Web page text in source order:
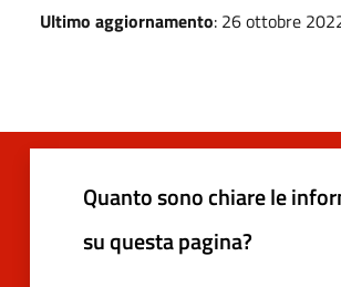
Ultimo aggiornamento: 26 ottobre
Quanto sono chiare le
su questa pagina?